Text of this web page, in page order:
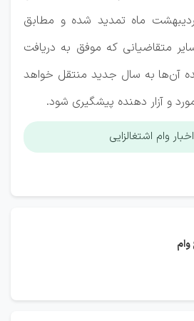
پایان اردیبهشت ماه تمدید شده و مطابق
متقاضیانی که موفق به دریافت
آن‌ها به سال جدید منتقل خواهد
و آزار دهنده پیشگیری شود.
وام اشتغالزایی
وام